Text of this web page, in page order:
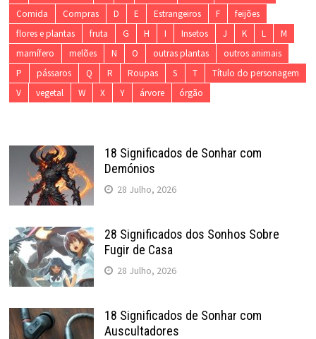
Comida
Compras D E Estrangeiros F
feijões
flores e plantas
fruta G H I Insetos J K L
M
mamífero
melões N O outras plantas
outros animais
P
pássaros Q R Roupas S T
Título do personagem
V
vegetal W X Y árvore órgão
18 Significados de Sonhar com
Demónios
28 Julho, 2026
28 Significados dos Sonhos Sobre
Fugir de Casa
28 Julho, 2026
18 Significados de Sonhar com
Auscultadores